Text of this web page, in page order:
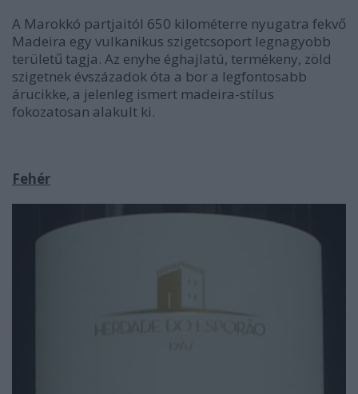
A Marokkó partjaitól 650 kilométerre nyugatra fekvő
Madeira egy vulkanikus szigetcsoport legnagyobb
területű tagja. Az enyhe éghajlatú, termékeny, zöld
szigetnek évszázadok óta a bor a legfontosabb
árucikke, a jelenleg ismert madeira-stílus
fokozatosan alakult ki.
Fehér